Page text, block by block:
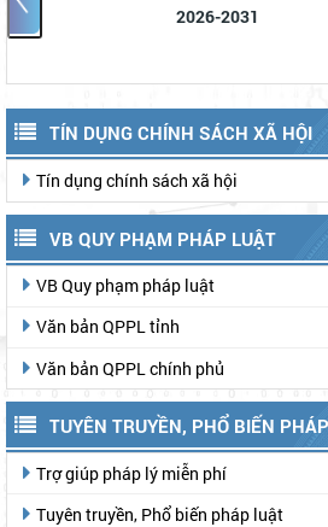
2026-2031
TÍN DỤNG CHÍNH SÁCH XÃ HỘI
Tín dụng chính sách xã hội
VB QUY PHẠM PHÁP LUẬT
VB Quy phạm pháp luật
Văn bản QPPL tỉnh
Văn bản QPPL chính phủ
TUYÊN TRUYỀN, PHỔ BIẾN
Trợ giúp pháp lý miễn phí
Tuyên truyền, Phổ biến pháp luật